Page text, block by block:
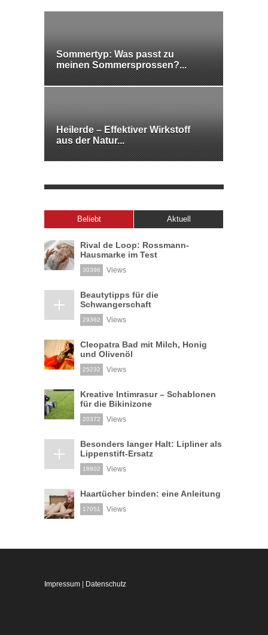
Sommertyp: Was passt zu
meinen Sommersprossen?...
Heilerde – Effektiver Wirkstoff
aus der Natur...
Beliebt Aktuell
Rival de Loop: Rossmann-
Hausmarke im Test
30396 Views
Beautytipps für die
Schwangerschaft
29362 Views
Cleopatra Bad mit Milch, Honig
und Olivenöl
25232 Views
Kreative Intimrasur – Schablonen
für die Bikinizone
20372 Views
Besonders langer Halt: Lipliner als
Lippenstift-Ersatz
18802 Views
Haartücher binden: eine Anleitung
17051 Views
Impressum | Datenschutz